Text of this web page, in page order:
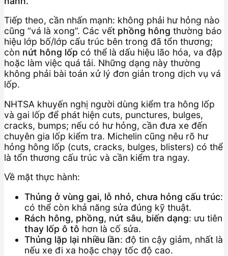
Tiếp theo, cần nhấn mạnh: không phải hư hỏng nào
cũng “vá là xong”. Các vết phồng hông thường báo
hiệu lớp bố/lớp cấu trúc bên trong đã tổn thương;
còn nứt hông lốp có thể là dấu hiệu lão hóa, va đập
hoặc làm việc quá tải. Những dạng này thường
không phải bài toán xử lý đơn giản trong dịch vụ vá
lốp.
NHTSA khuyến nghị người dùng kiểm tra hông lốp
và gai lốp để phát hiện cuts, punctures, bulges,
cracks, bumps; nếu có hư hỏng, cần đưa xe đến
chuyên gia lốp kiểm tra. Michelin cũng nêu rõ hư
hỏng hông lốp (cuts, cracks, bulges, blisters) có thể
là tổn thương cấu trúc và cần kiểm tra ngay.
Về mặt thực hành:
Thủng ở vùng gai, lỗ nhỏ, chưa hỏng cấu trúc:
có thể còn khả năng sửa đúng kỹ thuật.
Rách hông, phồng, nứt sâu, biến dạng: ưu tiên
thay lốp ô tô hơn là cố sửa.
Thủng lặp lại nhiều lần: độ tin cậy giảm, nhất là
nếu xe đi xa hoặc chạy tốc độ cao.